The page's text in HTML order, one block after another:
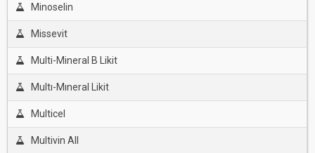
Minoselin
Missevit
Multi-Mineral B Likit
Multı-Mıneral Likit
Multicel
Multivin All